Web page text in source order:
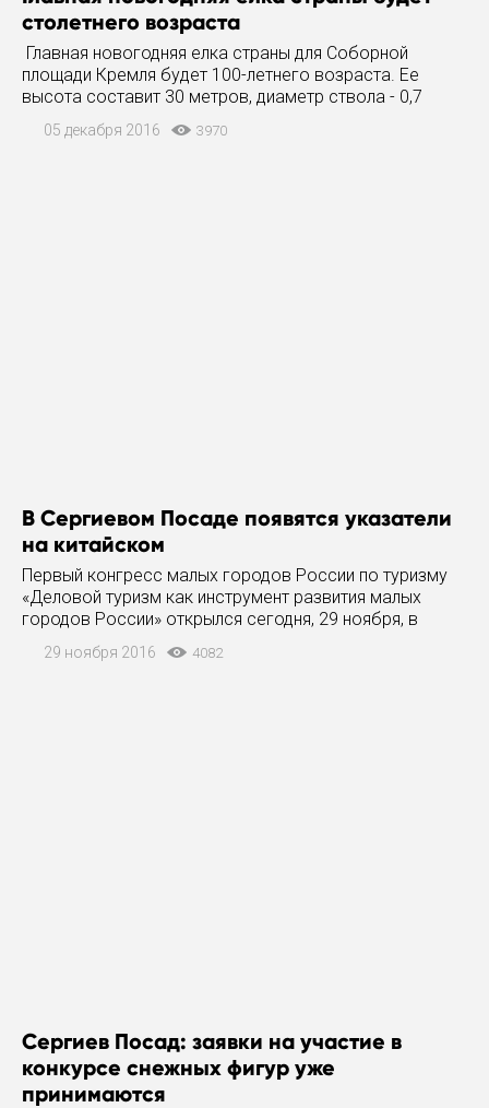
столетнего возраста
Главная новогодняя елка страны для Соборной
площади Кремля будет 100-летнего возраста. Ее
высота составит 30 метров, диаметр ствола - 0,7
на территории Истринского лесничества 15
05 декабря 2016 3970
В Сергиевом Посаде появятся указатели
на китайском
Первый конгресс малых городов России по туризму
«Деловой туризм как инструмент развития малых
городов России» открылся сегодня, 29 ноября, в
Сергиевом Посаде. Как сообщается, на конгрессе
планируется рассмотреть новейшие рекомендации по
29 ноября 2016 4082
Сергиев Посад: заявки на участие в
конкурсе снежных фигур уже
принимаются